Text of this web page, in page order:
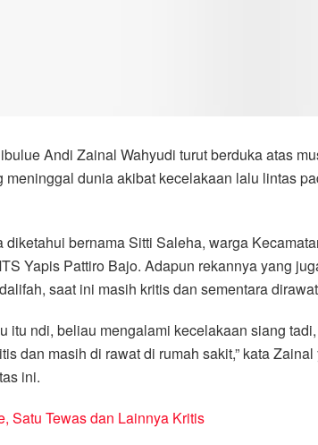
Andi Zainal Wahyudi turut berduka atas
dunia akibat kecelakaan lalu lintas
bernama Sitti Saleha, warga
Yapis Pattiro Bajo. Adapun rekannya yang
saat ini masih kritis dan sementara
itu ndi, beliau mengalami kecelakaan siang
dan masih di rawat di rumah sakit,” kata
ini.
Satu Tewas dan Lainnya Kritis